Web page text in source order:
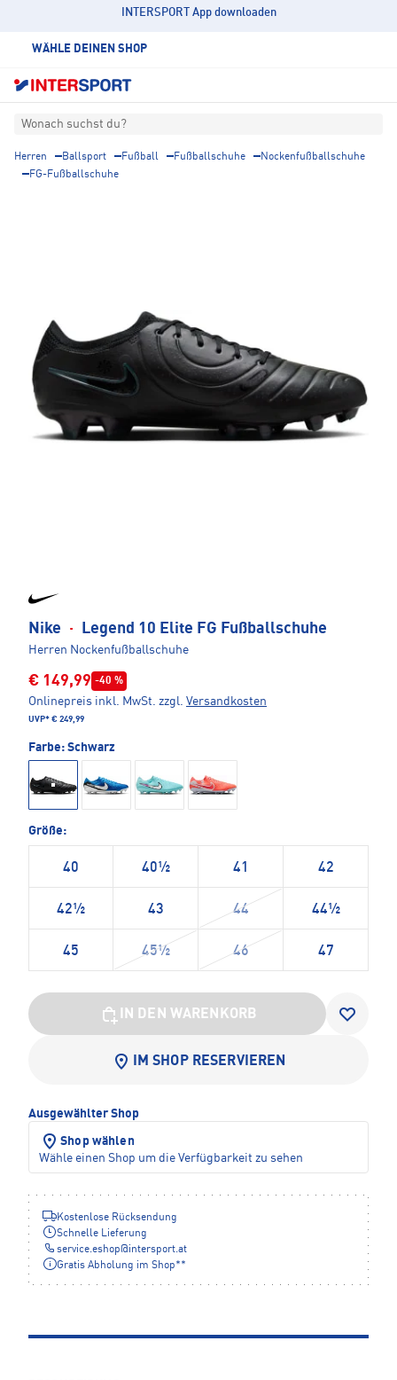
INTERSPORT App downloaden
WÄHLE DEINEN SHOP
Wonach suchst du?
Herren Ballsport Fußball Fußballschuhe
Nockenfußballschuhe
FG-Fußballschuhe
Nike · Legend 10 Elite FG Fußballschuhe
Herren Nockenfußballschuhe
€ 149,99 -40 %
Onlinepreis inkl. MwSt. zzgl. Versandkosten
UVP* € 249,99
Farbe: Schwarz
Größe:
40 40½ 41 42
42½ 43 44 44½
45 45½ 46 47
IN DEN WARENKORB
IM SHOP RESERVIEREN
Ausgewählter Shop
Shop wählen
Wähle einen Shop um die Verfügbarkeit zu sehen
Kostenlose Rücksendung
Schnelle Lieferung
service.eshop@ intersport.at
Gratis Abholung im Shop**